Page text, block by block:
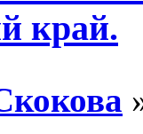
край.